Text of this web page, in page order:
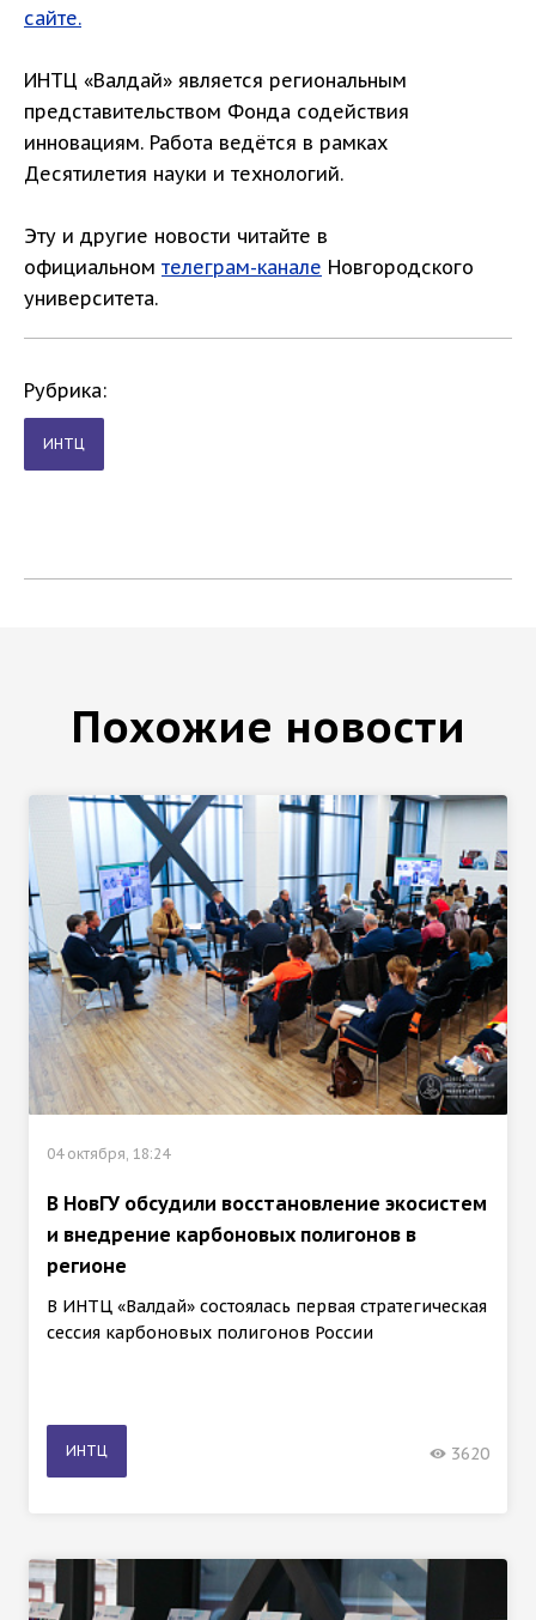
сайте.
ИНТЦ «Валдай» является региональным
представительством Фонда содействия
инновациям. Работа ведётся в рамках
Десятилетия науки и технологий.
Эту и другие новости читайте в
официальном телеграм-канале Новгородского
университета.
Рубрика:
ИНТЦ
Похожие новости
04 октября, 18:24
В НовГУ обсудили восстановление экосистем
и внедрение карбоновых полигонов в
регионе
В ИНТЦ «Валдай» состоялась первая стратегическая
сессия карбоновых полигонов России
ИНТЦ 3620